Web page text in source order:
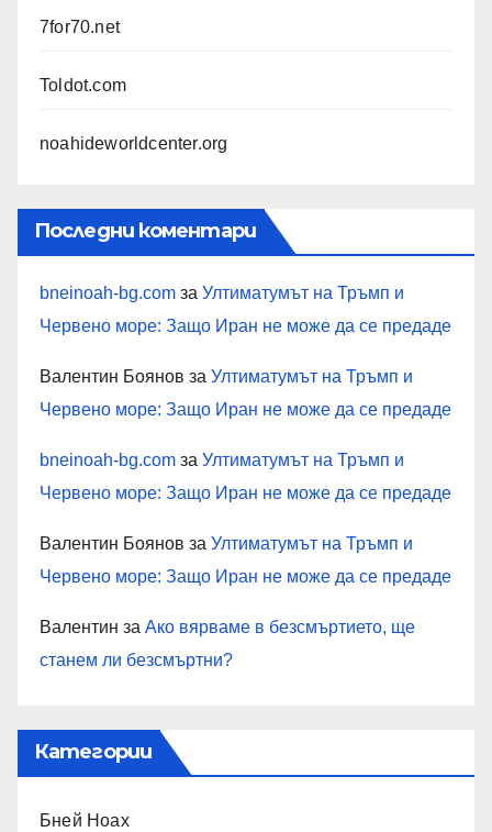
7for70.net
Toldot.com
noahideworldcenter.org
Последни коментари
bneinoah-bg.com за Ултиматумът на Тръмп и
Червено море: Защо Иран не може да се предаде
Валентин Боянов за Ултиматумът на Тръмп и
Червено море: Защо Иран не може да се предаде
bneinoah-bg.com за Ултиматумът на Тръмп и
Червено море: Защо Иран не може да се предаде
Валентин Боянов за Ултиматумът на Тръмп и
Червено море: Защо Иран не може да се предаде
Валентин за Ако вярваме в безсмъртието, ще
станем ли безсмъртни?
Категории
Бней Ноах